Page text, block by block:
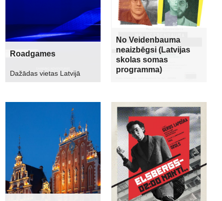
Roadgames
Dažādas vietas Latvijā
No Veidenbauma
neaizbēgsi (Latvijas
skolas somas
programma)